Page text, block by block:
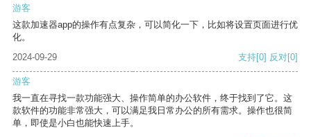
游客
这款加速器app的操作有点复杂，可以简化一下，比如将设置页面进行优
化。
2024-09-29
支持[0] 反对[0]
游客
我一直在寻找一款功能强大、操作简单的办公软件，终于找到了它。这
款软件的功能非常强大，可以满足我日常办公的所有需求。操作也很简
单，即使是小白也能快速上手。